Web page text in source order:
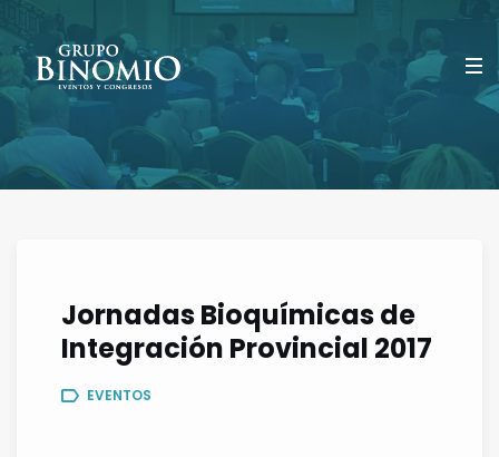
Jornadas Bioquímicas de
Integración Provincial 2017
EVENTOS